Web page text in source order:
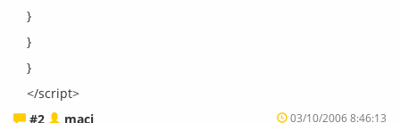
}
}
}
</script>
#2
maci 03/10/2006 8:46:13